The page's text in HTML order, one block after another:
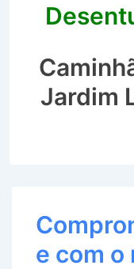
Jardim
e com o